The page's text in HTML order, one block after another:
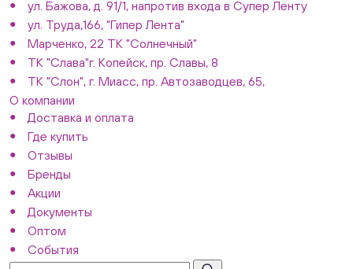
ул. Бажова, д. 91/1, напротив входа в Супер Ленту
ул. Труда,166, "Гипер Лента"
Марченко, 22 ТК "Солнечный"
ТК "Слава"г. Копейск, пр. Славы, 8
ТК "Слон", г. Миасс, пр. Автозаводцев, 65,
О компании
Доставка и оплата
Где купить
Отзывы
Бренды
Акции
Документы
Оптом
События